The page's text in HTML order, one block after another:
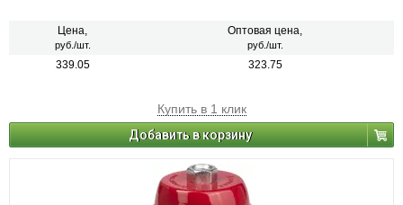
Цена,
руб./шт.
Оптовая цена,
руб./шт.
339.05 323.75
Купить в 1 клик
Добавить в корзину